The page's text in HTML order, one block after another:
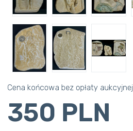
Cena końcowa bez opłaty aukcyjnej
350 PLN